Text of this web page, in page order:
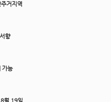
거지역
향
능
월 19일